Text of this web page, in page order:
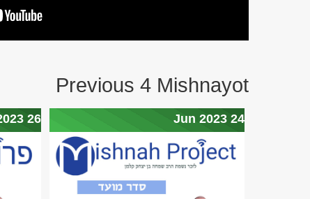
Previous 4 Mishnayot
26 Jun 2023 24 Jun 2023